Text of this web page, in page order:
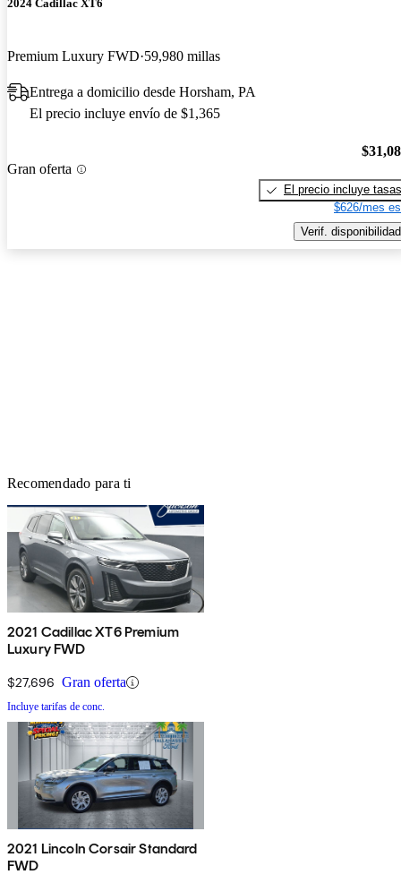
2024 Cadillac XT6
Premium Luxury FWD 59,980 millas
Entrega a domicilio desde Horsham, PA
El precio incluye envío de $1,365
Gran oferta
El precio incluye tasas
$626/mes
Verif. disponibilidad
Recomendado para ti
2021 Cadillac XT6 Premium
Luxury FWD
$27,696 Gran oferta
Incluye tarifas de conc.
2021 Lincoln Corsair Standard
FWD